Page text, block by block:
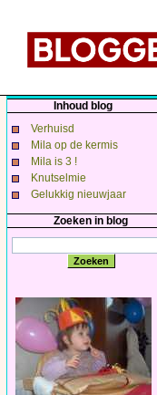
Inhoud blog
Verhuisd
Mila op de kermis
Mila is 3 !
Knutselmie
Gelukkig nieuwjaar
Zoeken in blog